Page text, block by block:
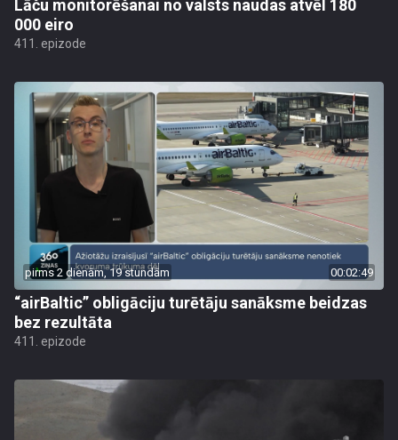
Lāču monitorēšanai no valsts naudas atvēl 180
000 eiro
411. epizode
pirms 2 dienām, 19 stundām 00:02:49
“airBaltic” obligāciju turētāju sanāksme beidzas
bez rezultāta
411. epizode